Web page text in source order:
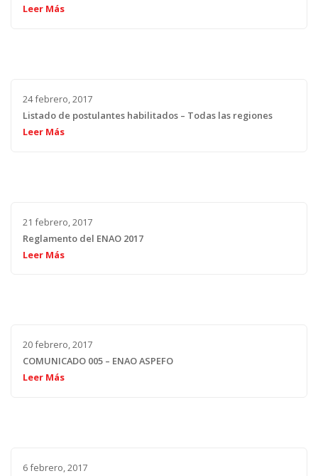
Leer Más
24 febrero, 2017
Listado de postulantes habilitados – Todas las regiones
Leer Más
21 febrero, 2017
Reglamento del ENAO 2017
Leer Más
20 febrero, 2017
COMUNICADO 005 – ENAO ASPEFO
Leer Más
6 febrero, 2017